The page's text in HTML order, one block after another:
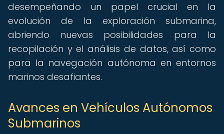
desempeñando un papel crucial en la
evolución de la exploración submarina,
abriendo nuevas posibilidades para la
recopilación y el análisis de datos, así como
para la navegación autónoma en entornos
marinos desafiantes.
Avances en Vehículos Autónomos
Submarinos